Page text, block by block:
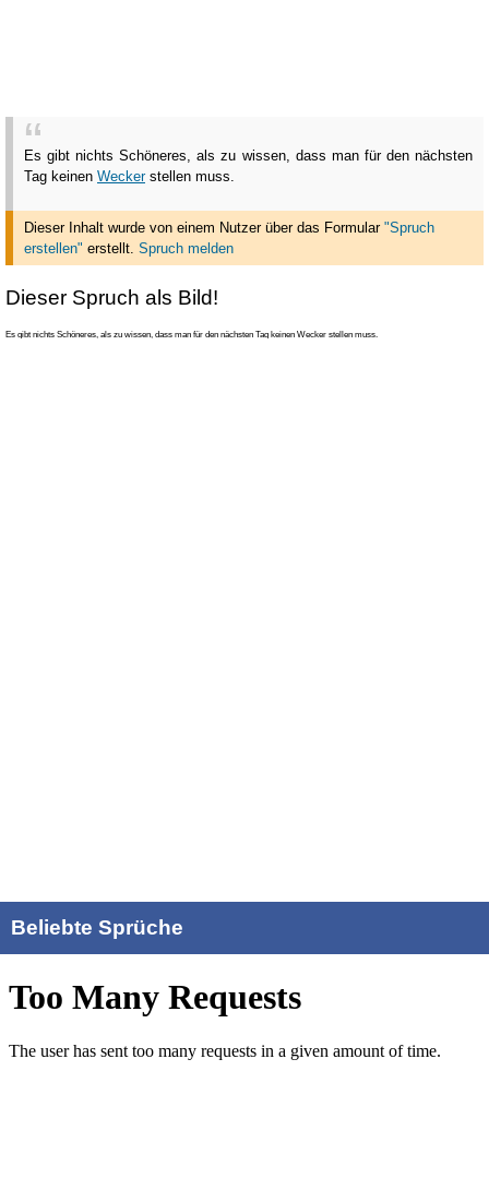
Es gibt nichts Schöneres, als zu wissen, dass man für den nächsten
Tag keinen Weckerstellen muss.
Dieser Inhalt wurde von einem Nutzer über das Formular "Spruch
erstellen" erstellt. Spruch melden
Dieser Spruch als Bild!
Es gibt nichts Schöneres, als zu wissen, dass man für den nächsten Tag keinen Wecker stellen muss.
Beliebte Sprüche